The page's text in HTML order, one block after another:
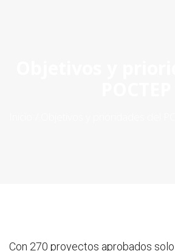
Con 270 proyectos aprobados solo